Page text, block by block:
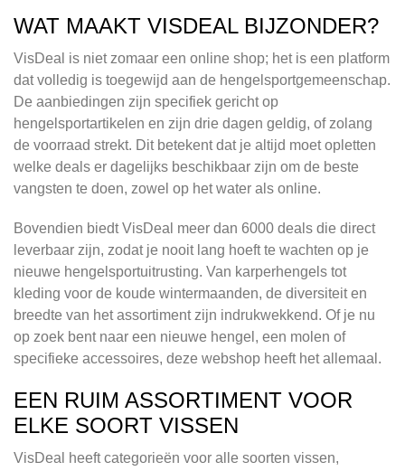
WAT MAAKT VISDEAL BIJZONDER?
VisDeal is niet zomaar een online shop; het is een platform
dat volledig is toegewijd aan de hengelsportgemeenschap.
De aanbiedingen zijn specifiek gericht op
hengelsportartikelen en zijn drie dagen geldig, of zolang
de voorraad strekt. Dit betekent dat je altijd moet opletten
welke deals er dagelijks beschikbaar zijn om de beste
vangsten te doen, zowel op het water als online.
Bovendien biedt VisDeal meer dan 6000 deals die direct
leverbaar zijn, zodat je nooit lang hoeft te wachten op je
nieuwe hengelsportuitrusting. Van karperhengels tot
kleding voor de koude wintermaanden, de diversiteit en
breedte van het assortiment zijn indrukwekkend. Of je nu
op zoek bent naar een nieuwe hengel, een molen of
specifieke accessoires, deze webshop heeft het allemaal.
EEN RUIM ASSORTIMENT VOOR
ELKE SOORT VISSEN
VisDeal heeft categorieën voor alle soorten vissen,